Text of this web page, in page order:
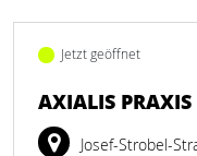
Jetzt geöffnet
AXIALIS PRAXIS
Josef-Strobel-